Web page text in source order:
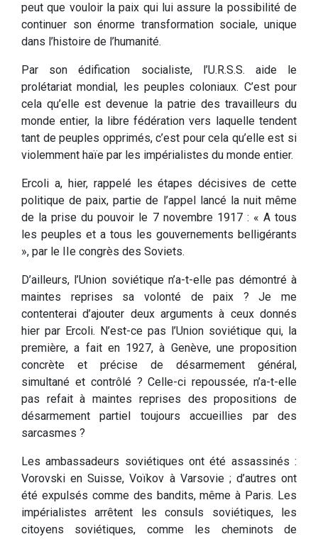
peut que vouloir la paix qui lui assure la possibilité de
continuer son énorme transformation sociale, unique
dans l’histoire de l’humanité.
Par son édification socialiste, l’U.R.S.S. aide le
prolétariat mondial, les peuples coloniaux. C’est pour
cela qu’elle est devenue la patrie des travailleurs du
monde entier, la libre fédération vers laquelle tendent
tant de peuples opprimés, c’est pour cela qu’elle est si
violemment haïe par les impérialistes du monde entier.
Ercoli a, hier, rappelé les étapes décisives de cette
politique de paix, partie de l’appel lancé la nuit même
de la prise du pouvoir le 7 novembre 1917 : « A tous
les peuples et a tous les gouvernements belligérants
», par le IIe congrès des Soviets.
D’ailleurs, l’Union soviétique n’a-t-elle pas démontré à
maintes reprises sa volonté de paix ? Je me
contenterai d’ajouter deux arguments à ceux donnés
hier par Ercoli. N’est-ce pas l’Union soviétique qui, la
première, a fait en 1927, à Genève, une proposition
concrète et précise de désarmement général,
simultané et contrôlé ? Celle-ci repoussée, n’a-t-elle
pas refait à maintes reprises des propositions de
désarmement partiel toujours accueillies par des
sarcasmes ?
Les ambassadeurs soviétiques ont été assassinés :
Vorovski en Suisse, Voïkov à Varsovie ; d’autres ont
été expulsés comme des bandits, même à Paris. Les
impérialistes arrêtent les consuls soviétiques, les
citoyens soviétiques, comme les cheminots de